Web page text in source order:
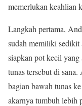
memerlukan keahlian
Langkah pertama,
sudah memiliki
siapkan pot kecil yang
tunas tersebut di
bagian bawah tunas
akarnya tumbuh lebih